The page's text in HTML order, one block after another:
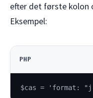
efter det første kolon
Eksempel:
PHP
$cas = 'format: